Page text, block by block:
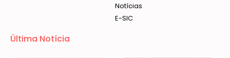
Notícias
E-SIC
Última Notícia